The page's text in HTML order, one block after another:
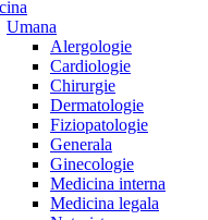
Umana
Alergologie
Cardiologie
Chirurgie
Dermatologie
Fiziopatologie
Generala
Ginecologie
Medicina interna
Medicina legala